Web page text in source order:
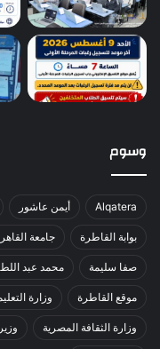
وسوم
Alqatera أيمن عاشور
بوابة القاطرة جامعة
صفا سليمة محمد عبد
موقع القاطرة وزارة
وزارة الثقافة المصرية